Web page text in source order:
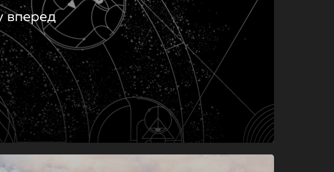
вперед